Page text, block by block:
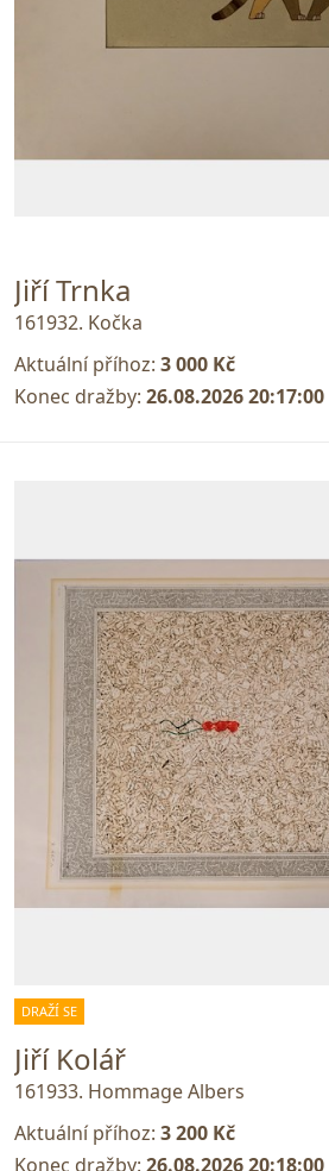
Jiří Trnka
161932. Kočka
Aktuální příhoz: 3 000 Kč
Konec dražby: 26.08.2026 20:17:00
DRAŽÍ SE
Jiří Kolář
161933. Hommage Albers
Aktuální příhoz: 3 200 Kč
Konec dražby: 26.08.2026 20:18:00